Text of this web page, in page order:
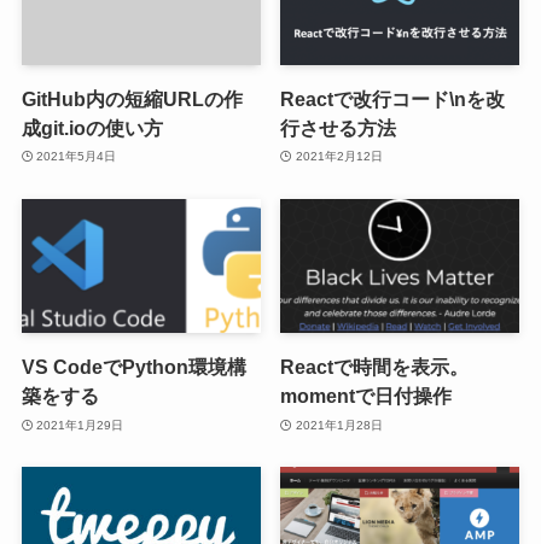
GitHub内の短縮URLの作
成git.ioの使い方
2021年5月4日
Reactで改行コード\nを改
行させる方法
2021年2月12日
VS CodeでPython環境構
築をする
2021年1月29日
Reactで時間を表示。
momentで日付操作
2021年1月28日